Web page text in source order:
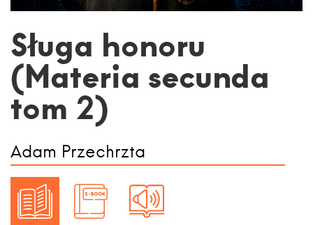
Sługa honoru
(Materia secunda
tom 2)
Adam Przechrzta